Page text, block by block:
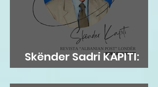
Skënder Sadri KAPITI:
Adem Jashari dhe...